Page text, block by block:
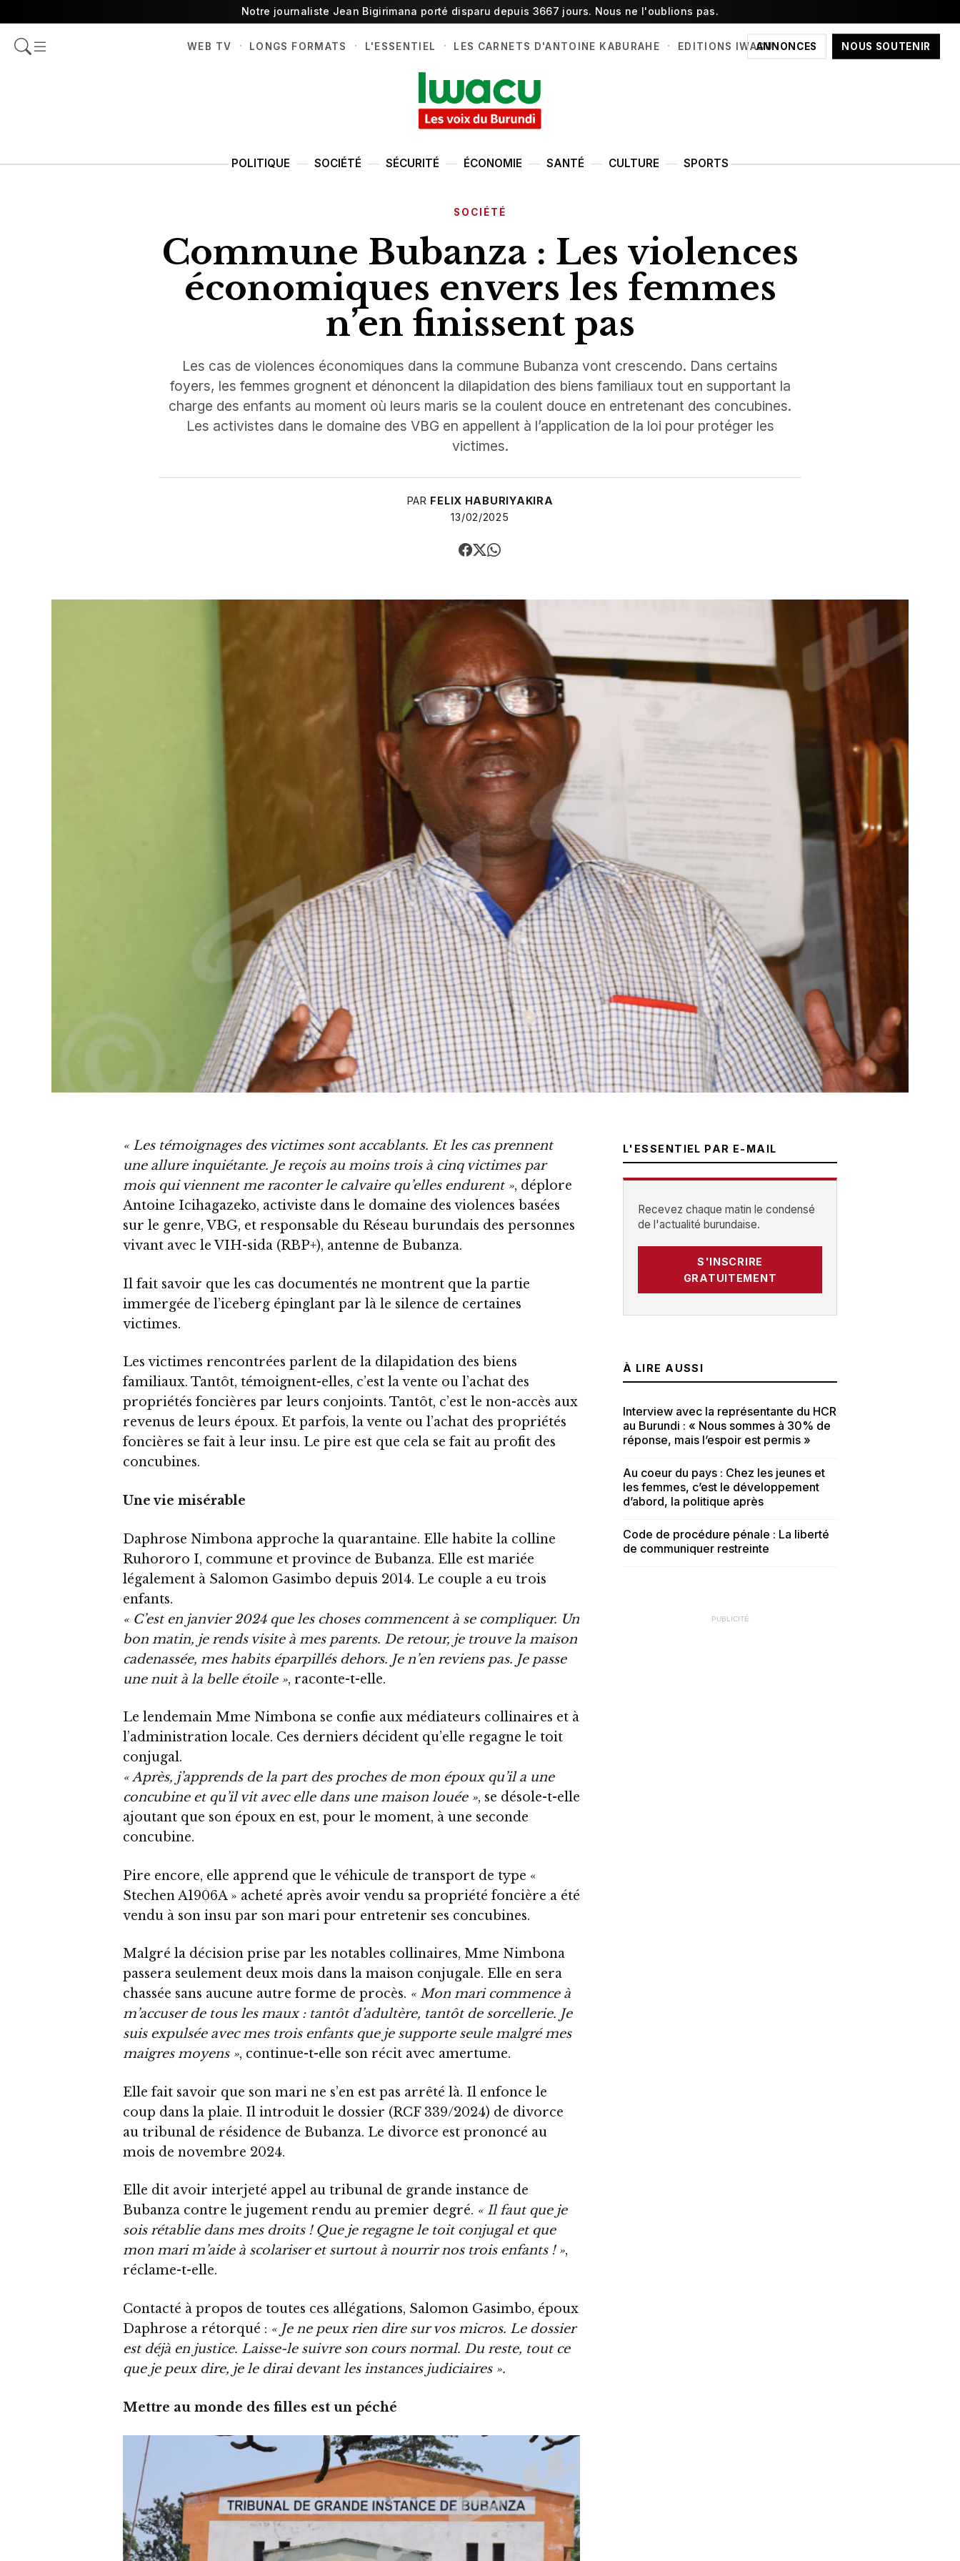
Notre journaliste Jean Bigirimana porté disparu depuis 3667 jours. Nous ne l'oublions pas.
ANNONCES NOUS SOUTENIR
WEB TV · LONGS FORMATS · L'ESSENTIEL · LES CARNETS D'ANTOINE KABURAHE · EDITIONS IWACU
POLITIQUE SOCIÉTÉ SÉCURITÉ ÉCONOMIE SANTÉ CULTURE SPORTS
SOCIÉTÉ
Commune Bubanza : Les violences
économiques envers les femmes
n’en finissent pas
Les cas de violences économiques dans la commune Bubanza vont crescendo. Dans certains
foyers, les femmes grognent et dénoncent la dilapidation des biens familiaux tout en supportant la
charge des enfants au moment où leurs maris se la coulent douce en entretenant des concubines.
Les activistes dans le domaine des VBG en appellent à l’application de la loi pour protéger les
victimes.
PAR FELIX HABURIYAKIRA
13/02/2025
« Les témoignages des victimes sont accablants. Et les cas prennent
une allure inquiétante. Je reçois au moins trois à cinq victimes par
mois qui viennent me raconter le calvaire qu’elles endurent », déplore
Antoine Icihagazeko, activiste dans le domaine des violences basées
sur le genre, VBG, et responsable du Réseau burundais des personnes
vivant avec le VIH-sida (RBP+), antenne de Bubanza.
Il fait savoir que les cas documentés ne montrent que la partie
immergée de l’iceberg épinglant par là le silence de certaines
victimes.
Les victimes rencontrées parlent de la dilapidation des biens
familiaux. Tantôt, témoignent-elles, c’est la vente ou l’achat des
propriétés foncières par leurs conjoints. Tantôt, c’est le non-accès aux
revenus de leurs époux. Et parfois, la vente ou l’achat des propriétés
foncières se fait à leur insu. Le pire est que cela se fait au profit des
concubines.
Une vie misérable
Daphrose Nimbona approche la quarantaine. Elle habite la colline
Ruhororo I, commune et province de Bubanza. Elle est mariée
légalement à Salomon Gasimbo depuis 2014. Le couple a eu trois
enfants.
« C’est en janvier 2024 que les choses commencent à se compliquer. Un
bon matin, je rends visite à mes parents. De retour, je trouve la maison
cadenassée, mes habits éparpillés dehors. Je n’en reviens pas. Je passe
une nuit à la belle étoile », raconte-t-elle.
Le lendemain Mme Nimbona se confie aux médiateurs collinaires et à
l’administration locale. Ces derniers décident qu’elle regagne le toit
conjugal.
« Après, j’apprends de la part des proches de mon époux qu’il a une
concubine et qu’il vit avec elle dans une maison louée », se désole-t-elle
ajoutant que son époux en est, pour le moment, à une seconde
concubine.
Pire encore, elle apprend que le véhicule de transport de type «
Stechen A1906A » acheté après avoir vendu sa propriété foncière a été
vendu à son insu par son mari pour entretenir ses concubines.
Malgré la décision prise par les notables collinaires, Mme Nimbona
passera seulement deux mois dans la maison conjugale. Elle en sera
chassée sans aucune autre forme de procès. « Mon mari commence à
m’accuser de tous les maux : tantôt d’adultère, tantôt de sorcellerie. Je
suis expulsée avec mes trois enfants que je supporte seule malgré mes
maigres moyens », continue-t-elle son récit avec amertume.
Elle fait savoir que son mari ne s’en est pas arrêté là. Il enfonce le
coup dans la plaie. Il introduit le dossier (RCF 339/2024) de divorce
au tribunal de résidence de Bubanza. Le divorce est prononcé au
mois de novembre 2024.
Elle dit avoir interjeté appel au tribunal de grande instance de
Bubanza contre le jugement rendu au premier degré. « Il faut que je
sois rétablie dans mes droits ! Que je regagne le toit conjugal et que
mon mari m’aide à scolariser et surtout à nourrir nos trois enfants ! »,
réclame-t-elle.
Contacté à propos de toutes ces allégations, Salomon Gasimbo, époux
Daphrose a rétorqué : « Je ne peux rien dire sur vos micros. Le dossier
est déjà en justice. Laisse-le suivre son cours normal. Du reste, tout ce
que je peux dire, je le dirai devant les instances judiciaires ».
Mettre au monde des filles est un péché
L'ESSENTIEL PAR E-MAIL
Recevez chaque matin le condensé
de l'actualité burundaise.
S'INSCRIRE
GRATUITEMENT
À LIRE AUSSI
Interview avec la représentante du HCR
au Burundi : « Nous sommes à 30% de
réponse, mais l’espoir est permis »
Au coeur du pays : Chez les jeunes et
les femmes, c’est le développement
d’abord, la politique après
Code de procédure pénale : La liberté
de communiquer restreinte
PUBLICITÉ